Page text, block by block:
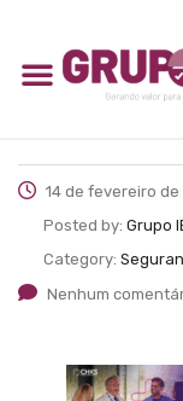
14 de fevereiro de
Posted by: Grupo
Category:
Nenhum